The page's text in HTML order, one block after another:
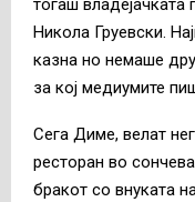
тогаш владејачката
Никола Груевски.
казна но немаше
за кој медиумите
Сега Диме, велат
ресторан во
бракот со внуката